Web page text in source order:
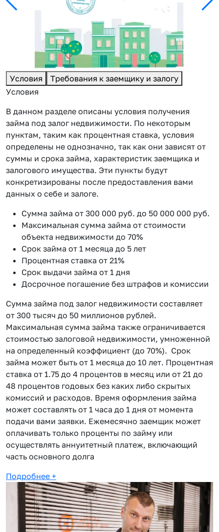
Условия
Требования к заемщику и залогу
Условия
В данном разделе описаны условия получения
займа под залог недвижимости. По некоторым
пунктам, таким как процентная ставка, условия
определены не однозначно, так как они зависят от
суммы и срока займа, характеристик заемщика и
залогового имущества. Эти пункты будут
конкретизированы после предоставления вами
данных о себе и залоге.
Сумма займа от 300 000 руб. до 50 000 000 руб.
Максимальная сумма займа от стоимости
объекта недвижимости до 70%
Срок займа от 1 месяца до 5 лет
Процентная ставка от 21%
Срок выдачи займа от 1 дня
Досрочное погашение без штрафов и комиссии
Сумма займа под залог недвижимости составляет
от 300 тысяч до 50 миллионов рублей.
Максимальная сумма займа также ограничивается
стоимостью залоговой недвижимости, умноженной
на определенный коэффициент (до 70%). Срок
займа может быть от 1 месяца до 10 лет. Процентная
ставка от 1.75 до 4 процентов в месяц или от 21 до
48 процентов годовых без каких либо скрытых
комиссий и расходов. Время оформления займа
может составлять от 1 часа до 1 дня от момента
подачи вами заявки. Ежемесячно заемщик может
оплачивать только проценты по займу или
осуществлять аннуитетный платеж, включающий
часть основного долга
Подробнее +